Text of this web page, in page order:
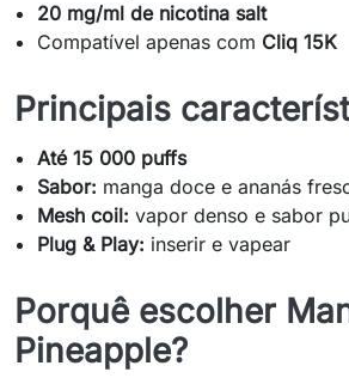
20 mg/ml de nicotina salt
Compatível apenas com Cliq 15K
Principais
Até 15 000 puffs
Sabor: manga doce e ananás
Mesh coil: vapor denso e sabor
Plug & Play: inserir e vapear
Porquê escolher
Pineapple?